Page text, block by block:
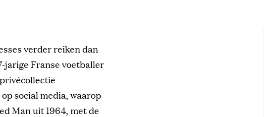
verder reiken dan
jarige Franse voetballer
social media, waarop
Man uit 1964, met de